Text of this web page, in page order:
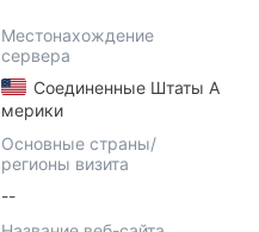
Местонахождение
сервера
Соединенные Штаты А
мерики
Основные страны/
регионы визита
--